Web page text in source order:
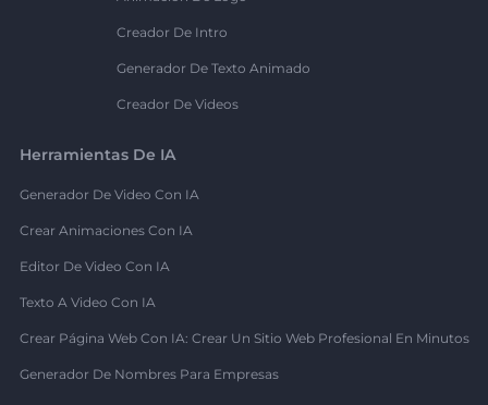
Creador De Intro
Generador De Texto Animado
Creador De Videos
Herramientas De IA
Generador De Video Con IA
Crear Animaciones Con IA
Editor De Video Con IA
Texto A Video Con IA
Crear Página Web Con IA: Crear Un Sitio Web Profesional En Minutos
Generador De Nombres Para Empresas